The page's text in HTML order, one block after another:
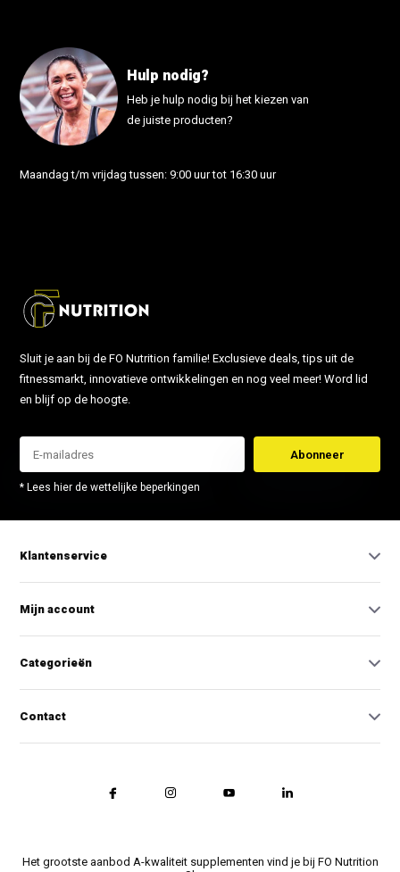
Hulp nodig?
Heb je hulp nodig bij het kiezen van
de juiste producten?
Maandag t/m vrijdag tussen: 9:00 uur tot 16:30 uur
Sluit je aan bij de FO Nutrition familie! Exclusieve deals, tips uit de
fitnessmarkt, innovatieve ontwikkelingen en nog veel meer! Word lid
en blijf op de hoogte.
Abonneer
* Lees hier de wettelijke beperkingen
Klantenservice
Mijn account
Categorieën
Contact
Het grootste aanbod A-kwaliteit supplementen vind je bij FO Nutrition